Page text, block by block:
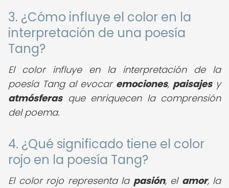
3. ¿Cómo influye el color en la
interpretación de una poesía
Tang?
El color influye en la interpretación de la
poesía Tang al evocar emociones, paisajesy
atmósferasque enriquecen la comprensión
del poema.
4. ¿Qué significado tiene el color
rojo en la poesía Tang?
El color rojo representa la pasión, el amor, la